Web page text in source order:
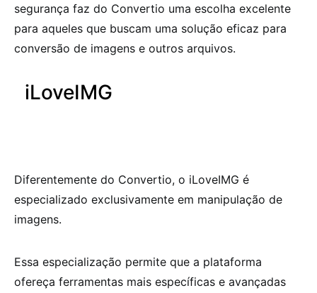
segurança faz do Convertio uma escolha excelente
para aqueles que buscam uma solução eficaz para
conversão de imagens e outros arquivos.
iLoveIMG
Diferentemente do Convertio, o iLoveIMG é
especializado exclusivamente em manipulação de
imagens.
Essa especialização permite que a plataforma
ofereça ferramentas mais específicas e avançadas